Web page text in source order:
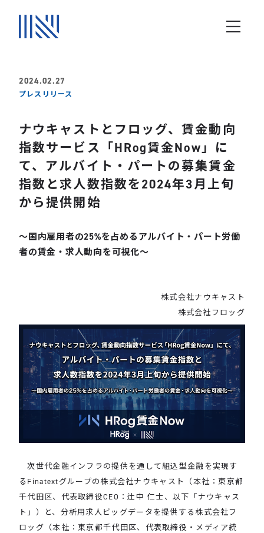
2024.02.27
プレスリリース
ナウキャストとフロッグ、賃金動向
指数サービス「HRog賃金Now」に
て、アルバイト・パートの募集賃金
指数と求人数指数を2024年3月上旬
から提供開始
～国内雇用者の25%を占めるアルバイト・パート労働
者の賃金・求人動向を可視化～
株式会社ナウキャスト
株式会社フロッグ
次世代金融インフラの提供を通して組込型金融を実現す
るFinatextグループの株式会社ナウキャスト（本社：東京都
千代田区、代表取締役CEO：辻中 仁士、以下「ナウキャス
ト」）と、分析用求人ビッグデータを提供する株式会社フ
ロッグ（本社：東京都千代田区、代表取締役・メディア統